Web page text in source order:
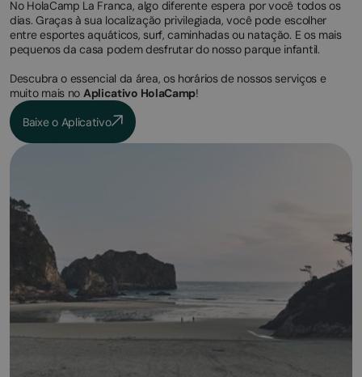
No HolaCamp La Franca, algo diferente espera por você todos os
dias. Graças à sua localização privilegiada, você pode escolher
entre esportes aquáticos, surf, caminhadas ou natação. E os mais
pequenos da casa podem desfrutar do nosso parque infantil.
Descubra o essencial da área, os horários de nossos serviços e
muito mais no Aplicativo HolaCamp!
Baixe o Aplicativo